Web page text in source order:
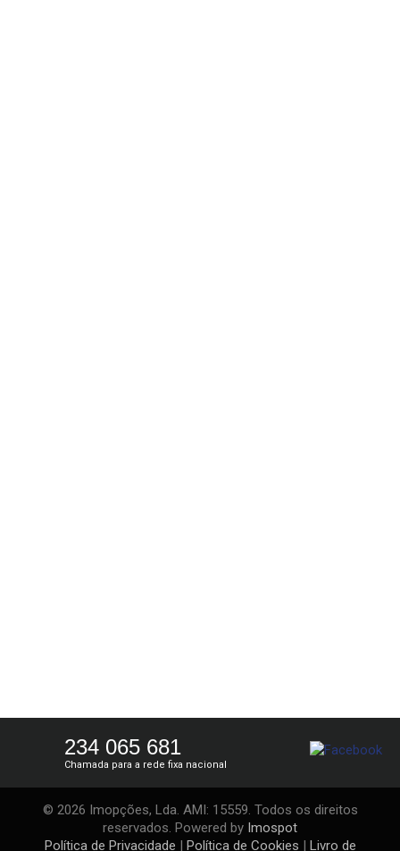
234 065 681
Chamada para a rede fixa nacional
© 2026 Imopções, Lda. AMI: 15559. Todos os direitos
reservados. Powered by Imospot
Política de Privacidade | Política de Cookies | Livro de